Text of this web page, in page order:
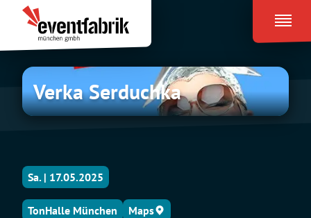
Inhalt
springen
Eventfabrik
München
Verka
Serduchka
Verka Serduchka
Sa. | 17.05.2025
TonHalle München Maps